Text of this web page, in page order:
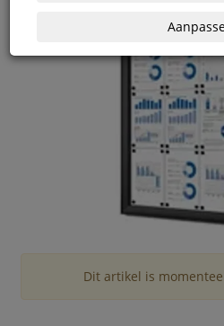
Dit artikel is